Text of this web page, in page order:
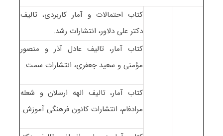
کتاب احتمالات و آمار کاربردی، تالیف
دکتر علی دلاور، انتشارات رشد.
کتاب آمار، تالیف عادل آذر و منصور
مؤمنی و سعید جعفری، انتشارات سمت.
کتاب آمار، تالیف الهه ارسلان و شعله
مرادفام، انتشارات کانون فرهنگی آموزش.